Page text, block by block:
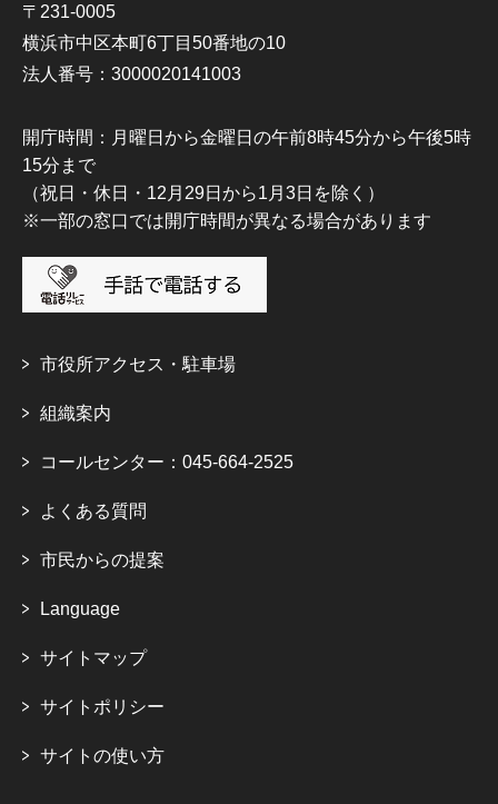
〒231-0005
横浜市中区本町6丁目50番地の10
法人番号：3000020141003
開庁時間：月曜日から金曜日の午前8時45分から午後5時
15分まで
（祝日・休日・12月29日から1月3日を除く）
※一部の窓口では開庁時間が異なる場合があります
市役所アクセス・駐車場
組織案内
コールセンター：045-664-2525
よくある質問
市民からの提案
Language
サイトマップ
サイトポリシー
サイトの使い方